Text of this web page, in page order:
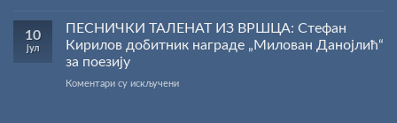
Сали
одржано
уручење
10
јул
ПЕСНИЧКИ ТАЛЕНАТ ИЗ ВРШЦА: Стефан
Кирилов добитник награде „Милован Данојлић“
за поезију
Коментари су искљученина